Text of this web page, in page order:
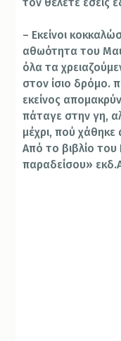
– Εκείνοι
αθωότητα του
όλα τα
στον ίσιο δρόμο.
εκείνος
πάταγε στην γη,
μέχρι, πού χάθηκε
Από το βιβλίο
παραδείσου»